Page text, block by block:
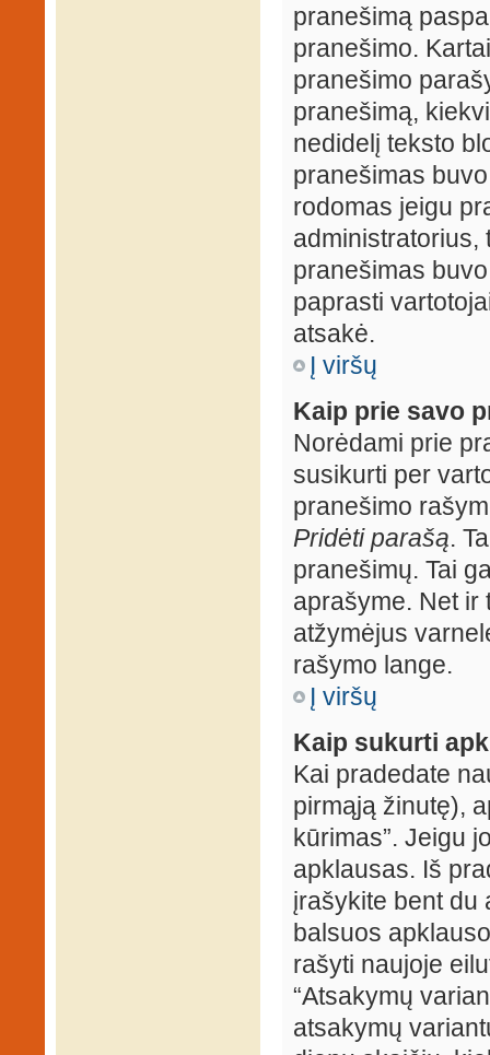
pranešimą
pranešimo.
pranešimo
pranešimą,
nedidelį teksto
pranešimas
rodomas jeigu
administratorius,
pranešimas
paprasti
atsakė.
Į viršų
Kaip prie savo
Norėdami prie
susikurti per
pranešimo
Pridėti parašą.
pranešimų. Tai
aprašyme. Net ir
atžymėjus
rašymo lange.
Į viršų
Kaip sukurti
Kai pradedate
pirmąją žinutę),
kūrimas”. Jeigu
apklausas. Iš
įrašykite bent du
balsuos
rašyti naujoje
“Atsakymų
atsakymų